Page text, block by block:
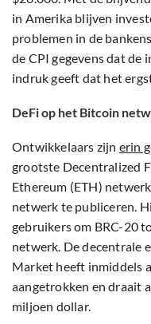
in Amerika blijven
problemen in de
de CPI gegevens dat de
indruk geeft dat het
DeFi op het Bitcoin
Ontwikkelaars zijn erin
grootste Decentralized
Ethereum (ETH)
netwerk te publiceren.
gebruikers om BRC-20
netwerk. De decentrale
Market heeft inmiddels
aangetrokken en draait
miljoen dollar.